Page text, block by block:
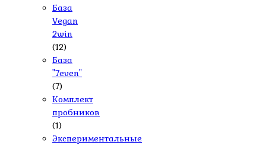
База
Vegan
2win
(12)
База
"7even"
(7)
Комплект
пробников
(1)
Экспериментальные